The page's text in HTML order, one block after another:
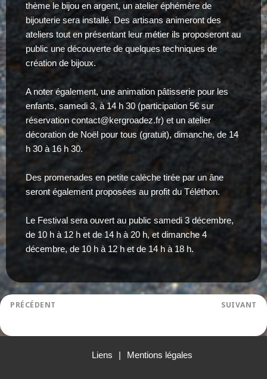
thème le bijou en argent, un atelier éphémère de
bijouterie sera installé. Des artisans animeront des
ateliers tout en présentant leur métier ils proposeront au
public une découverte de quelques techniques de
création de bijoux.
A noter également, une animation pâtisserie pour les
enfants, samedi 3, à 14 h 30 (participation 5€ sur
réservation contact@kergroadez.fr) et un atelier
décoration de Noël pour tous (gratuit), dimanche, de 14
h 30 à 16 h 30.
Des promenades en petite calèche tirée par un âne
seront également proposées au profit du Téléthon.
Le Festival sera ouvert au public samedi 3 décembre,
de 10 h à 12 h et de 14 h à 20 h, et dimanche 4
décembre, de 10 h à 12 h et de 14 h à 18 h.
Navigation
l’article
PRÉCÉDENT
SUIVANT
Liens Mentions légales